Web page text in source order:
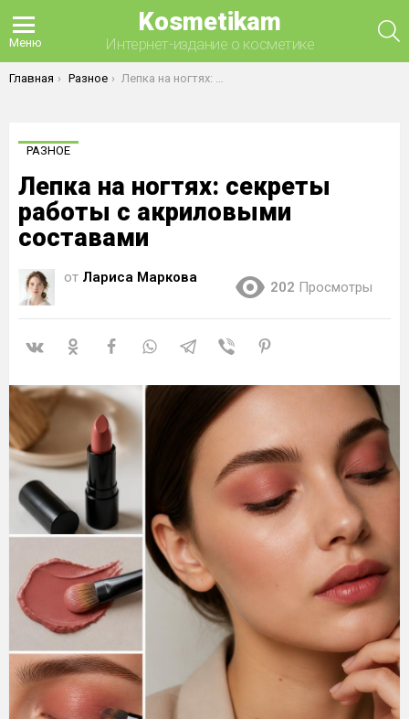
Меню
Kosmetikam
Интернет-издание о косметике
Вы здесь:
Главная Разное Лепка на ногтях: секреты работы с акриловыми составами
РАЗНОЕ
Лепка на ногтях: секреты
работы с акриловыми
составами
от Лариса Маркова
202 Просмотры